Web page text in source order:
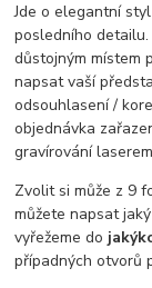
Jde o elegantní
posledního
důstojným místem
napsat vaší
odsouhlasení /
objednávka
gravírování
Zvolit si může z 9
můžete napsat
vyřežeme do
případných otvorů